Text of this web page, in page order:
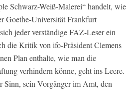
Schwarz-Weiß-Malerei“ handelt, wie
Goethe-Universität Frankfurt
jeder verständige FAZ-Leser ein
die Kritik von ifo-Präsident Clemens
Plan enthalte, wie man die
verhindern könne, geht ins Leere.
Sinn, sein Vorgänger im Amt, den